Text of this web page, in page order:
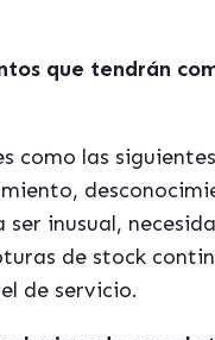
que tendrán
como las
inusual,
de stock
de servicio.